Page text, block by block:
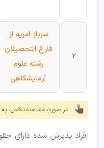
2
سرباز امریه از
فارغ التحصیلان
رشته علوم
آزمایشگاهی
در صورت مشاهده ناقص،
افراد پذیرش شده دارای